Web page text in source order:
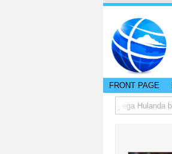
FRONT PAGE
di studiantenan di Aruba a yega Hulanda bon